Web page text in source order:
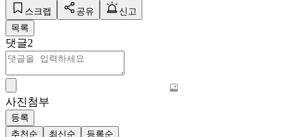
스크랩 공유
신고
목록
댓글2
사진첨부
등록
추천순
최신순 등록순